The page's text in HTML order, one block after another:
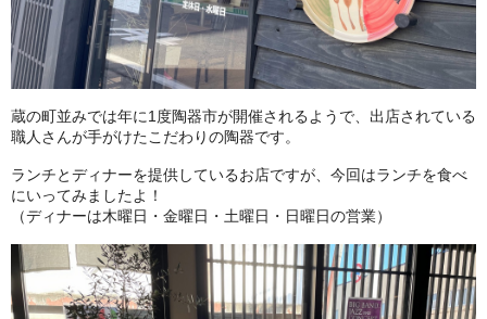
蔵の町並みでは年に1度陶器市が開催されるようで、出店されている
職人さんが手がけたこだわりの陶器です。
ランチとディナーを提供しているお店ですが、今回はランチを食べ
にいってみましたよ！
（ディナーは木曜日・金曜日・土曜日・日曜日の営業）